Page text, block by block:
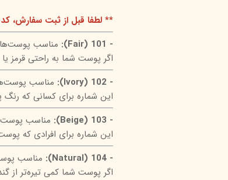
** لطفا قبل از ثبت سفارش،
- 101 (Fair):
مناسب
اگر پوست شما به راحتی قرمز
- 102 (Ivory):
مناسب
این شماره برای کسانی که
- 103 (Beige):
مناسب
این شماره برای افرادی که
- 104 (Natural):
مناسب
اگر پوست شما کمی تیره‌تر